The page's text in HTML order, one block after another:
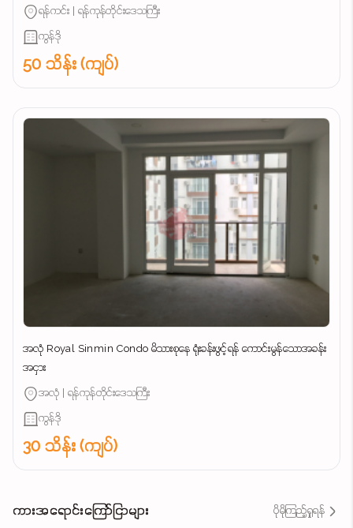
ရန်ကင်း | ရန်ကုန်တိုင်းဒေသကြီး
ကွန်ဒို
50 သိန်း (ကျပ်)
အလုံ Royal Sinmin Condo မိသားစုနေ ရုံးခန်းဖွင့်ရန် ကောင်းမွန်သောအခန်း
အငှား
အလုံ | ရန်ကုန်တိုင်းဒေသကြီး
ကွန်ဒို
30 သိန်း (ကျပ်)
ကားအရောင်းကြော်ငြာများ ပိုမိုကြည့်ရှုရန်